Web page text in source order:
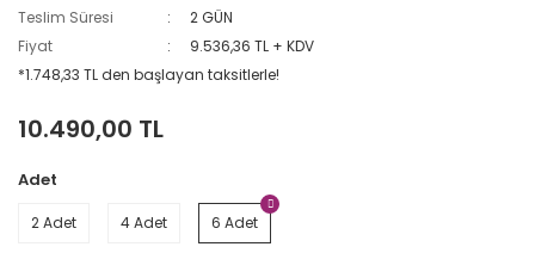
Teslim Süresi
2 GÜN
Fiyat
9.536,36 TL + KDV
*1.748,33 TL den başlayan taksitlerle!
10.490,00 TL
Adet
2 Adet 4 Adet 6 Adet